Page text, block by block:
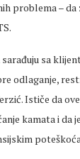
problema–
sarađuju sa
odlaganje,
Ističe da
kamata i da